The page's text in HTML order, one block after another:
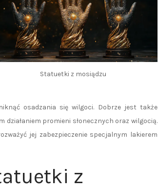
Statuetki z mosiądzu
osadzania się wilgoci. Dobrze jest także
promieni słonecznych oraz wilgocią.
jej zabezpieczenie specjalnym lakierem
z